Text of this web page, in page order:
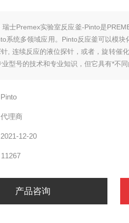
瑞士Premex实验室反应釜-Pinto是
系统多领域应用。Pinto反应釜可以模
, 连续反应的液位探针，或者，旋转催
型号的技术和专业知识，但它具有*不同
Pinto
代理商
2021-12-20
11267
产品咨询